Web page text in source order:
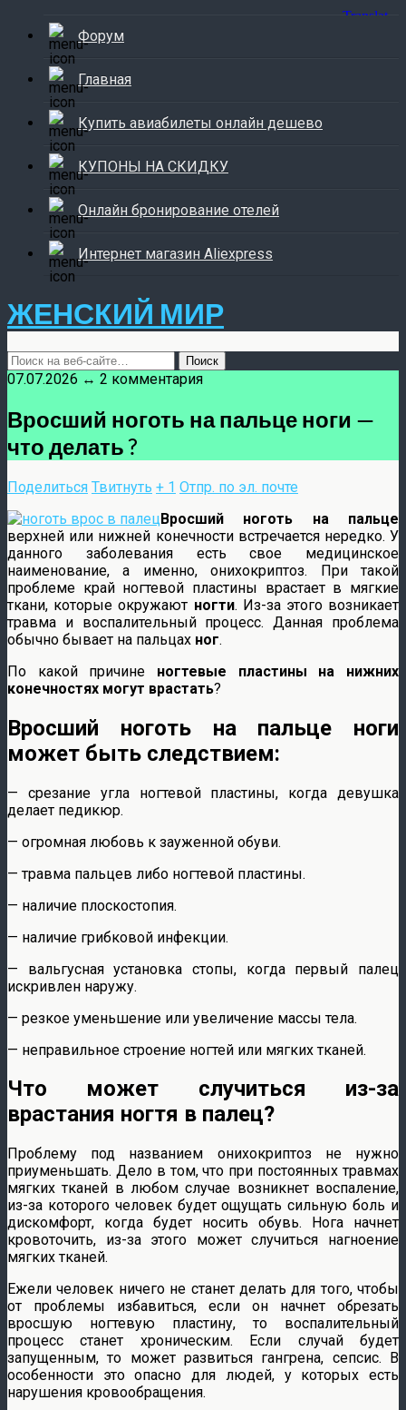
Форум
Главная
Купить авиабилеты онлайн дешево
КУПОНЫ НА СКИДКУ
Онлайн бронирование отелей
Интернет магазин Aliexpress
ЖЕНСКИЙ МИР
07.07.2026 ↔ 2 комментария
Вросший ноготь на пальце ноги —
что делать ?
Поделиться Твитнуть + 1 Отпр. по эл. почте
Вросший ноготь на пальце
верхней или нижней конечности встречается нередко. У
данного заболевания есть свое медицинское
наименование, а именно, онихокриптоз. При такой
проблеме край ногтевой пластины врастает в мягкие
ткани, которые окружают ногти. Из-за этого возникает
травма и воспалительный процесс. Данная проблема
обычно бывает на пальцах ног.
По какой причине ногтевые пластины на нижних
конечностях могут врастать?
Вросший ноготь на пальце ноги
может быть следствием:
— срезание угла ногтевой пластины, когда девушка
делает педикюр.
— огромная любовь к зауженной обуви.
— травма пальцев либо ногтевой пластины.
— наличие плоскостопия.
— наличие грибковой инфекции.
— вальгусная установка стопы, когда первый палец
искривлен наружу.
— резкое уменьшение или увеличение массы тела.
— неправильное строение ногтей или мягких тканей.
Что может случиться из-за
врастания ногтя в палец?
Проблему под названием онихокриптоз не нужно
приуменьшать. Дело в том, что при постоянных травмах
мягких тканей в любом случае возникнет воспаление,
из-за которого человек будет ощущать сильную боль и
дискомфорт, когда будет носить обувь. Нога начнет
кровоточить, из-за этого может случиться нагноение
мягких тканей.
Ежели человек ничего не станет делать для того, чтобы
от проблемы избавиться, если он начнет обрезать
вросшую ногтевую пластину, то воспалительный
процесс станет хроническим. Если случай будет
запущенным, то может развиться гангрена, сепсис. В
особенности это опасно для людей, у которых есть
нарушения кровообращения.